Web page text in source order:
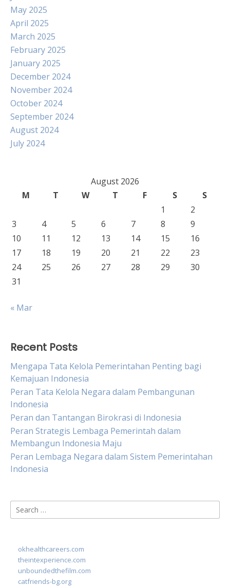
May 2025
April 2025
March 2025
February 2025
January 2025
December 2024
November 2024
October 2024
September 2024
August 2024
July 2024
August 2026
M
T W T F S
S
1
2
3
4 5 6 7 8
9
10
11 12 13 14 15
16
17
18 19 20 21 22
23
24
25 26 27 28 29
30
31
« Mar
Recent Posts
Mengapa Tata Kelola Pemerintahan Penting bagi
Kemajuan Indonesia
Peran Tata Kelola Negara dalam Pembangunan
Indonesia
Peran dan Tantangan Birokrasi di Indonesia
Peran Strategis Lembaga Pemerintah dalam
Membangun Indonesia Maju
Peran Lembaga Negara dalam Sistem Pemerintahan
Indonesia
Search
for:
okhealthcareers.com
theintexperience.com
unboundedthefilm.com
catfriends-bg.org